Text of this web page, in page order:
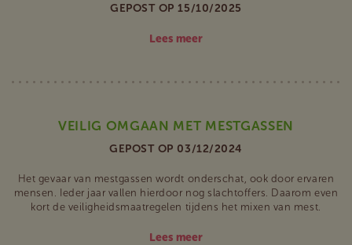
GEPOST OP 15/10/2025
Lees meer
VEILIG OMGAAN MET MESTGASSEN
GEPOST OP 03/12/2024
Het gevaar van mestgassen wordt onderschat, ook door ervaren
mensen. Ieder jaar vallen hierdoor nog slachtoffers. Daarom even
kort de veiligheidsmaatregelen tijdens het mixen van mest.
Lees meer